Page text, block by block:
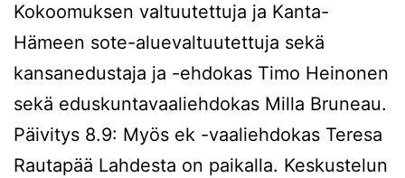
Kokoomuksen valtuutettuja ja Kanta-
Hämeen sote-aluevaltuutettuja sekä
kansanedustaja ja -ehdokas Timo Heinonen
sekä eduskuntavaaliehdokas Milla Bruneau.
Päivitys 8.9: Myös ek -vaaliehdokas Teresa
Rautapää Lahdesta on paikalla. Keskustelun